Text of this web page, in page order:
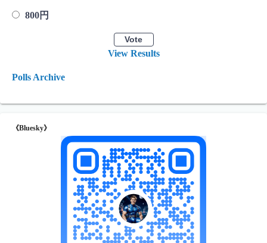
800円
View Results
Polls Archive
《Bluesky》